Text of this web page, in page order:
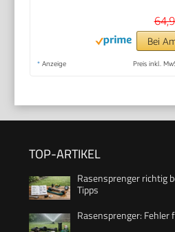
Bei
* Anzeige Preis inkl.
TOP-ARTIKEL
Rasensprenger richtig
Tipps
Rasensprenger: Fehler